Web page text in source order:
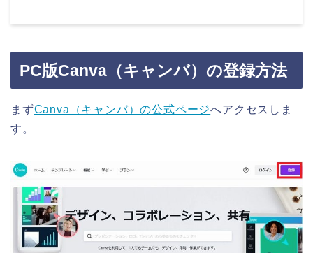
PC版Canva（キャンバ）の登録方法
まずCanva（キャンバ）の公式ページへアクセスしま
す。